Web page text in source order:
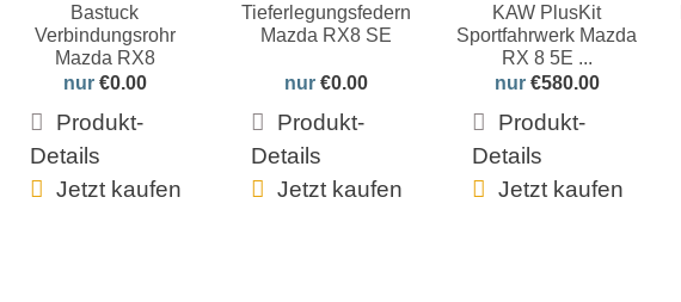
Bastuck
Verbindungsrohr
Mazda RX8
nur €0.00
Produkt-
Details
Jetzt kaufen
Tieferlegungsfedern
Mazda RX8 SE
nur €0.00
Produkt-
Details
Jetzt kaufen
KAW PlusKit
Sportfahrwerk Mazda
RX 8 5E ...
nur €580.00
Produkt-
Details
Jetzt kaufen